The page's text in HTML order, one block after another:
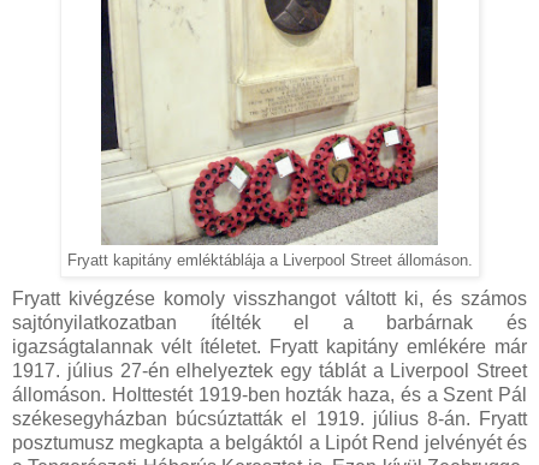
Fryatt kapitány emléktáblája a Liverpool Street állomáson.
Fryatt kivégzése komoly visszhangot váltott ki, és számos
sajtónyilatkozatban ítélték el a barbárnak és
igazságtalannak vélt ítéletet. Fryatt kapitány emlékére már
1917. július 27-én elhelyeztek egy táblát a Liverpool Street
állomáson. Holttestét 1919-ben hozták haza, és a Szent Pál
székesegyházban búcsúztatták el 1919. július 8-án. Fryatt
posztumusz megkapta a belgáktól a Lipót Rend jelvényét és